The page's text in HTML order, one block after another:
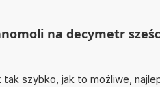
na decymetr
tak szybko, jak to możliwe,